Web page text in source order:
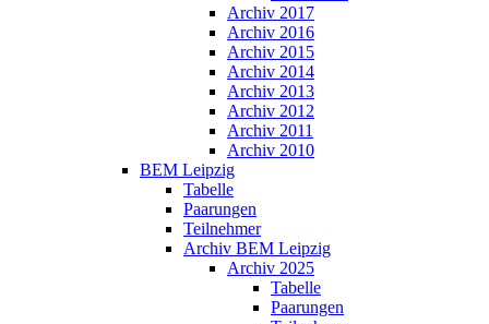
Archiv 2017
Archiv 2016
Archiv 2015
Archiv 2014
Archiv 2013
Archiv 2012
Archiv 2011
Archiv 2010
BEM Leipzig
Tabelle
Paarungen
Teilnehmer
Archiv BEM Leipzig
Archiv 2025
Tabelle
Paarungen